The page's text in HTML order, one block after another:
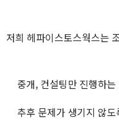
저희 헤파이스토스웍스는
중개, 컨설팅만 진행하
추후 문제가 생기지 않